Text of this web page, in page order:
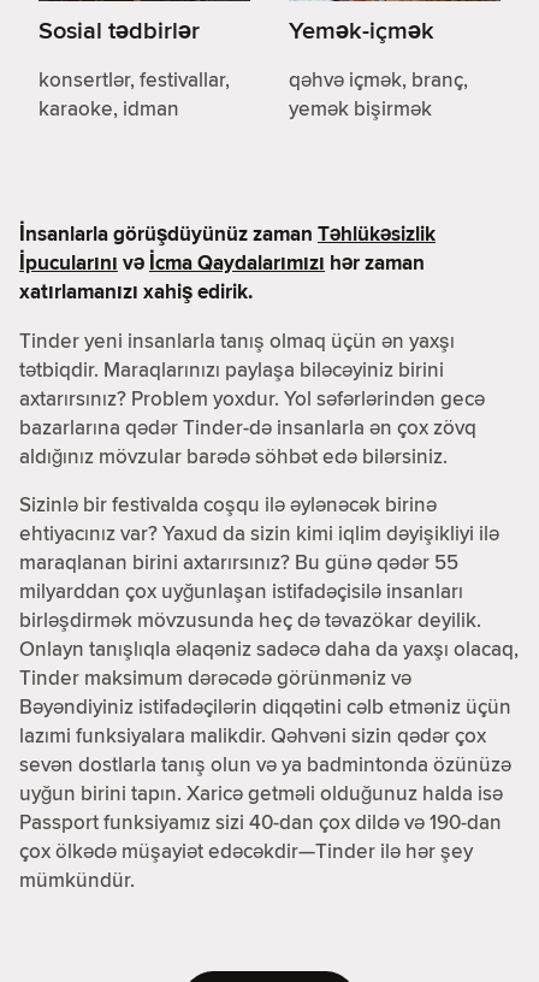
Sosial tədbirlər
konsertlər, festivallar,
karaoke, idman
Yemək-içmək
qəhvə içmək, branç,
yemək bişirmək
İnsanlarla görüşdüyünüz zaman Təhlükəsizlik
İpucularını və İcma Qaydalarımızı hər zaman
xatırlamanızı xahiş edirik.
Tinder yeni insanlarla tanış olmaq üçün ən yaxşı
tətbiqdir. Maraqlarınızı paylaşa biləcəyiniz birini
axtarırsınız? Problem yoxdur. Yol səfərlərindən gecə
bazarlarına qədər Tinder-də insanlarla ən çox zövq
aldığınız mövzular barədə söhbət edə bilərsiniz.
Sizinlə bir festivalda coşqu ilə əylənəcək birinə
ehtiyacınız var? Yaxud da sizin kimi iqlim dəyişikliyi ilə
maraqlanan birini axtarırsınız? Bu günə qədər 55
milyarddan çox uyğunlaşan istifadəçisilə insanları
birləşdirmək mövzusunda heç də təvazökar deyilik.
Onlayn tanışlıqla əlaqəniz sadəcə daha da yaxşı olacaq,
Tinder maksimum dərəcədə görünməniz və
Bəyəndiyiniz istifadəçilərin diqqətini cəlb etməniz üçün
lazımi funksiyalara malikdir. Qəhvəni sizin qədər çox
sevən dostlarla tanış olun və ya badmintonda özünüzə
uyğun birini tapın. Xaricə getməli olduğunuz halda isə
Passport funksiyamız sizi 40-dan çox dildə və 190-dan
çox ölkədə müşayiət edəcəkdir—Tinder ilə hər şey
mümkündür.